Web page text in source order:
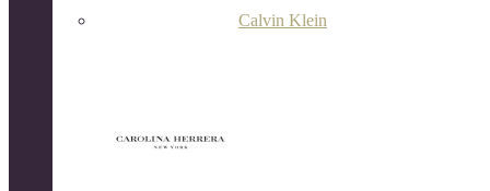
Calvin Klein